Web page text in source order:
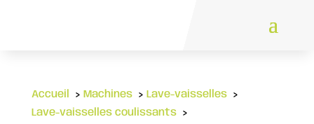
Accueil Machines
Lave-vaisselles
Lave-vaisselles coulissants